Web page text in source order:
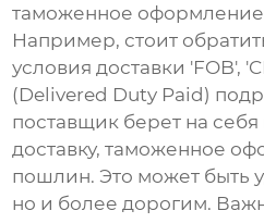
таможенное
Например, стоит
условия доставки 'FOB',
(Delivered Duty Paid)
поставщик берет на
доставку, таможенное
пошлин. Это может быть
но и более дорогим.